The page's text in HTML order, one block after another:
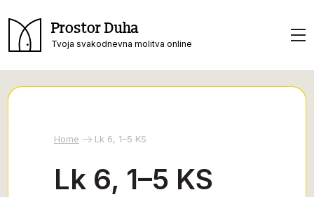
Prostor Duha
Tvoja svakodnevna molitva online
Home Lk 6, 1–5 KS
Lk 6, 1–5 KS